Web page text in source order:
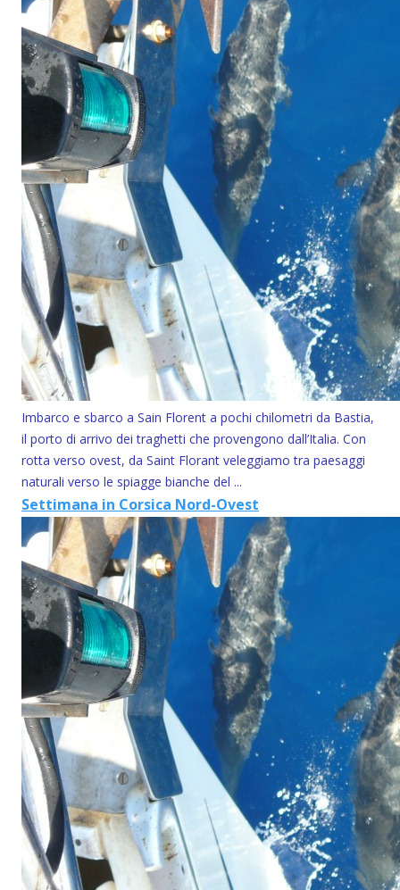
Imbarco e sbarco a Sain Florent a pochi chilometri da Bastia,
il porto di arrivo dei traghetti che provengono dall’Italia. Con
rotta verso ovest, da Saint Florant veleggiamo tra paesaggi
naturali verso le spiagge bianche del ...
Settimana in Corsica Nord-Ovest